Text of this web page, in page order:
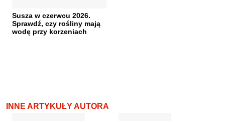
Susza w czerwcu 2026.
Sprawdź, czy rośliny mają
wodę przy korzeniach
INNE ARTYKUŁY AUTORA